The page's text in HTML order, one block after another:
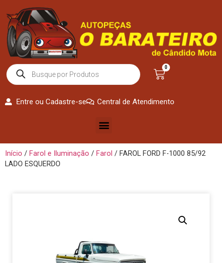
0
Entre ou Cadastre-se Central de Atendimento
Início / Farol e Iluminação / Farol / FAROL FORD F-1000 85/92
LADO ESQUERDO